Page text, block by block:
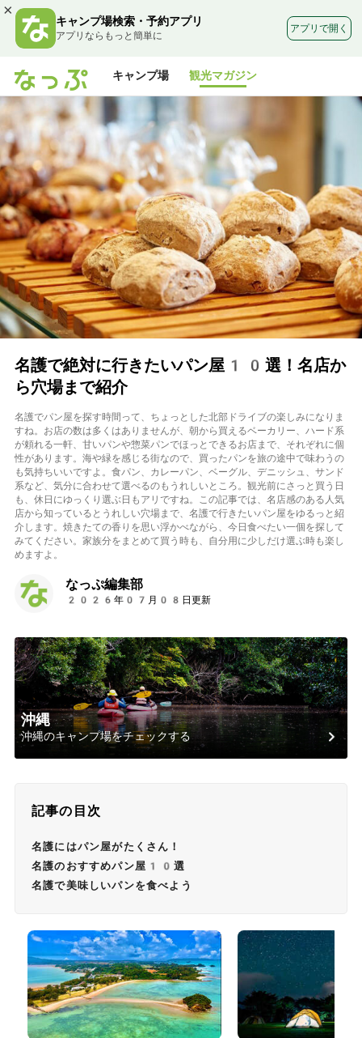
×
キャンプ場検索・予約アプリ
アプリならもっと簡単に
アプリで開く
キャンプ場 観光マガジン
名護で絶対に行きたいパン屋10選！名店か
ら穴場まで紹介
名護でパン屋を探す時間って、ちょっとした北部ドライブの楽しみになりま
すね。お店の数は多くはありませんが、朝から買えるベーカリー、ハード系
が頼れる一軒、甘いパンや惣菜パンでほっとできるお店まで、それぞれに個
性があります。海や緑を感じる街なので、買ったパンを旅の途中で味わうの
も気持ちいいですよ。食パン、カレーパン、ベーグル、デニッシュ、サンド
系など、気分に合わせて選べるのもうれしいところ。観光前にさっと買う日
も、休日にゆっくり選ぶ日もアリですね。この記事では、名店感のある人気
店から知っているとうれしい穴場まで、名護で行きたいパン屋をゆるっと紹
介します。焼きたての香りを思い浮かべながら、今日食べたい一個を探して
みてください。家族分をまとめて買う時も、自分用に少しだけ選ぶ時も楽し
めますよ。
なっぷ編集部
2026年07月08日更新
沖縄
沖縄のキャンプ場をチェックする
記事の目次
名護にはパン屋がたくさん！
名護のおすすめパン屋10選
名護で美味しいパンを食べよう